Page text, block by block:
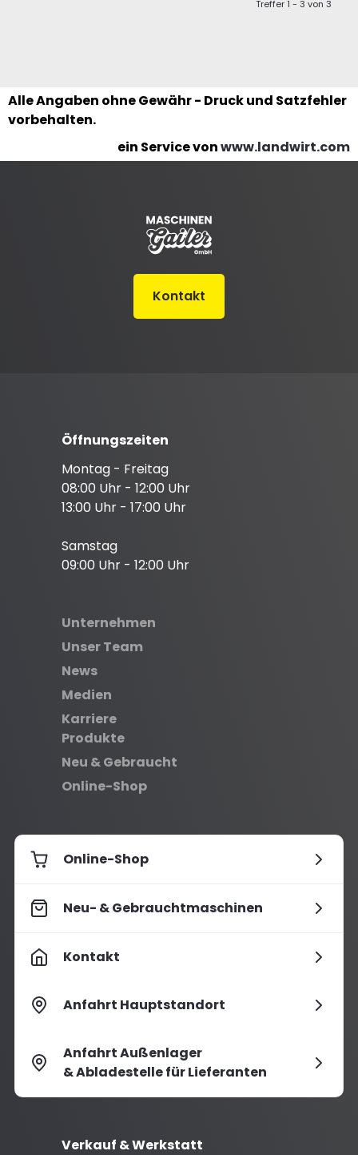
Treffer 1 - 3 von 3
Alle Angaben ohne Gewähr - Druck und Satzfehler
vorbehalten.
ein Service vonwww.landwirt.com
Kontakt
Öffnungszeiten
Montag - Freitag
08:00 Uhr - 12:00 Uhr
13:00 Uhr - 17:00 Uhr
Samstag
09:00 Uhr - 12:00 Uhr
Unternehmen
Unser Team
News
Medien
Karriere
Produkte
Neu & Gebraucht
Online-Shop
Online-Shop
Neu- & Gebrauchtmaschinen
Kontakt
Anfahrt Hauptstandort
Anfahrt Außenlager
& Abladestelle für Lieferanten
Verkauf & Werkstatt